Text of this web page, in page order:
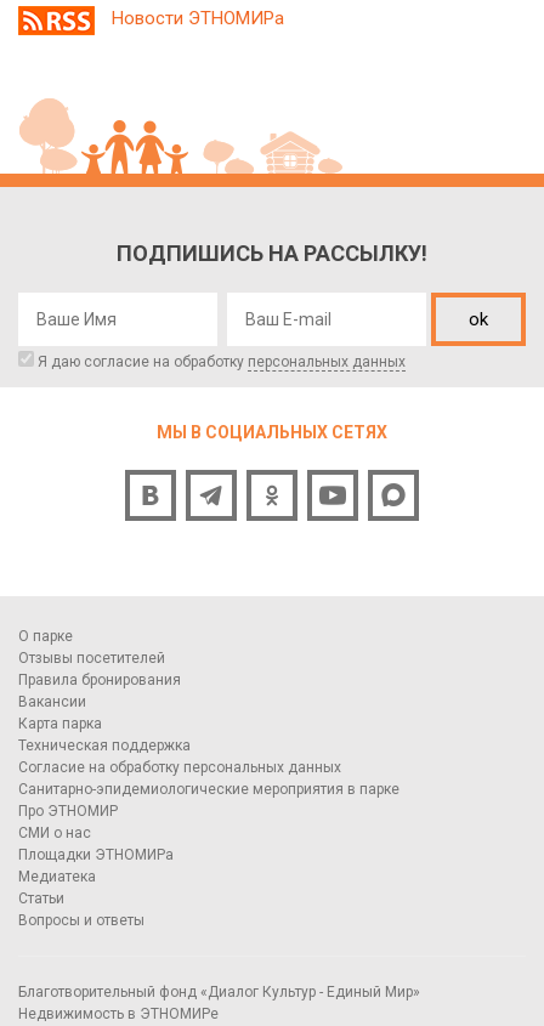
Новости ЭТНОМИРа
ПОДПИШИСЬ НА РАССЫЛКУ!
ok
Я даю согласие на обработку персональных данных
МЫ В СОЦИАЛЬНЫХ СЕТЯХ
О парке
Отзывы посетителей
Правила бронирования
Вакансии
Карта парка
Техническая поддержка
Согласие на обработку персональных данных
Санитарно-эпидемиологические мероприятия в парке
Про ЭТНОМИР
СМИ о нас
Площадки ЭТНОМИРа
Медиатека
Статьи
Вопросы и ответы
Благотворительный фонд «Диалог Культур - Единый Мир»
Недвижимость в ЭТНОМИРе